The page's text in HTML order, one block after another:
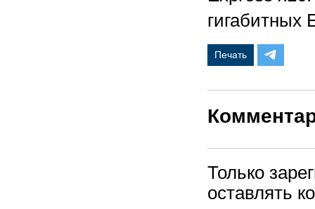
гигабитных
Печать
Только
оставлять